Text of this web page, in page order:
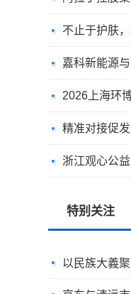
不止于护肤
嘉科新能源
特别关注
出圈·出山·